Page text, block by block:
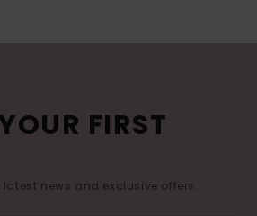
FIRST
news and exclusive offers.